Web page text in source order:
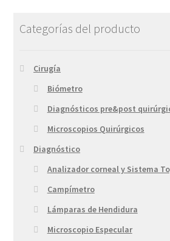
Categorías del producto
Cirugía
Biómetro
Diagnósticos pre&post
Microscopios Quirúrgicos
Diagnóstico
Analizador corneal y Sistema
Campímetro
Lámparas de Hendidura
Microscopio Especular